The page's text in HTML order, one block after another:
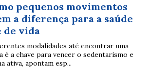
pequenos movimentos
a diferença para a saúde
de vida
modalidades até encontrar uma
é a chave para vencer o sedentarismo e
ativa, apontam esp...